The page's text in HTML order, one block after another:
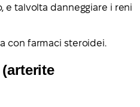
e talvolta danneggiare i reni
con farmaci steroidei.